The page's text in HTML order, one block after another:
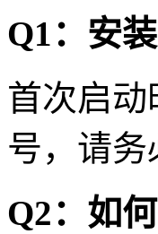
Q1：安
首次启
号，请
Q2：如